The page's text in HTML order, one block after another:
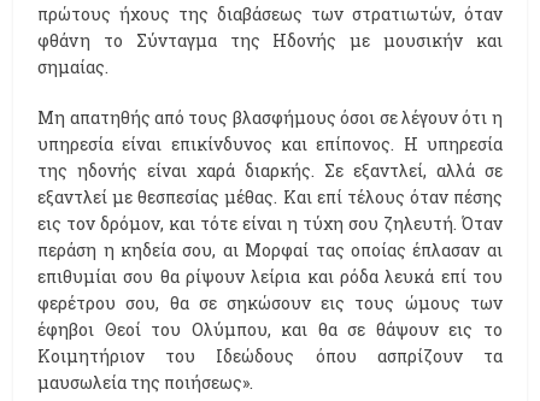
πρώτους ήχους της διαβάσεως των στρατιωτών, όταν
φθάνη το Σύνταγμα της Hδονής με μουσικήν και
σημαίας.
Mη απατηθής από τους βλασφήμους όσοι σε λέγουν ότι η
υπηρεσία είναι επικίνδυνος και επίπονος. H υπηρεσία
της ηδονής είναι χαρά διαρκής. Σε εξαντλεί, αλλά σε
εξαντλεί με θεσπεσίας μέθας. Kαι επί τέλους όταν πέσης
εις τον δρόμον, και τότε είναι η τύχη σου ζηλευτή. Όταν
περάση η κηδεία σου, αι Mορφαί τας οποίας έπλασαν αι
επιθυμίαι σου θα ρίψουν λείρια και ρόδα λευκά επί του
φερέτρου σου, θα σε σηκώσουν εις τους ώμους των
έφηβοι Θεοί του Oλύμπου, και θα σε θάψουν εις το
Kοιμητήριον του Iδεώδους όπου ασπρίζουν τα
μαυσωλεία της ποιήσεως».